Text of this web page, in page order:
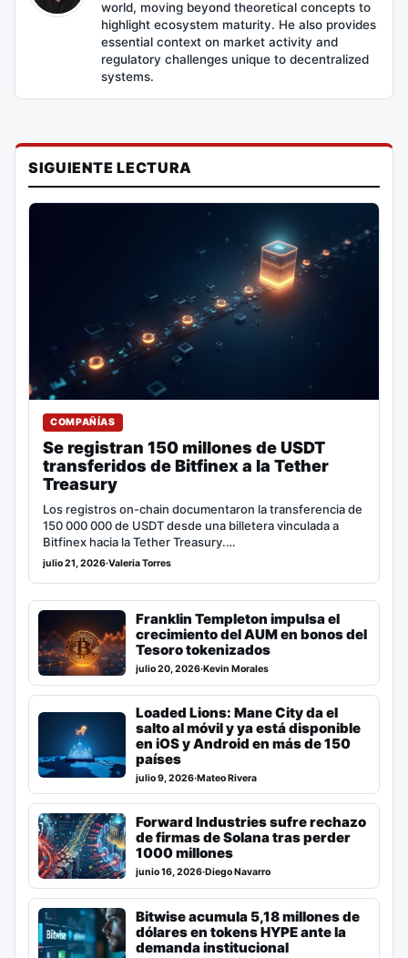
world, moving beyond theoretical concepts to
highlight ecosystem maturity. He also provides
essential context on market activity and
regulatory challenges unique to decentralized
systems.
SIGUIENTE LECTURA
COMPAÑÍAS
Se registran 150 millones de USDT
transferidos de Bitfinex a la Tether
Treasury
Los registros on-chain documentaron la transferencia de
150 000 000 de USDT desde una billetera vinculada a
Bitfinex hacia la Tether Treasury.…
julio 21, 2026·Valeria Torres
Franklin Templeton impulsa el
crecimiento del AUM en bonos del
Tesoro tokenizados
julio 20, 2026·Kevin Morales
Loaded Lions: Mane City da el
salto al móvil y ya está disponible
en iOS y Android en más de 150
países
julio 9, 2026·Mateo Rivera
Forward Industries sufre rechazo
de firmas de Solana tras perder
1000 millones
junio 16, 2026·Diego Navarro
Bitwise acumula 5,18 millones de
dólares en tokens HYPE ante la
demanda institucional